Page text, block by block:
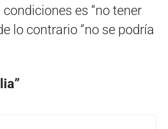
es “no tener
lo contrario “no se podría